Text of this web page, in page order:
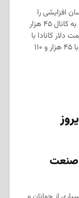
افزایشی را
نشان داده به‌طوری‌که قیمت دلار کانادا را به کانال ۴۵ هزار
دلار کانادا با
افزایش ۲۶۰ تومانی نسبت به‌روز گذشته با ۴۵ هزار و ۱۱۰
صنعت